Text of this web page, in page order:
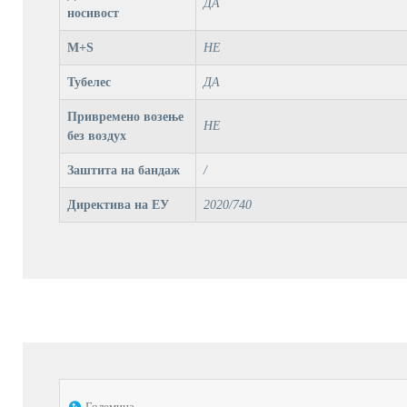
носивост
ДА
M+S НЕ
Тубелес ДА
Привремено возење
без воздух
НЕ
Заштита на бандаж /
Директива на ЕУ 2020/740